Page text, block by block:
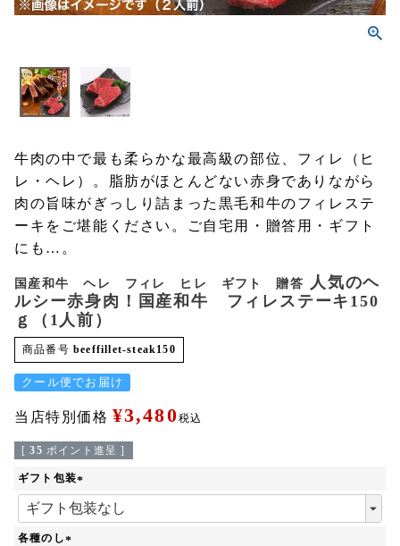
牛肉の中で最も柔らかな最高級の部位、フィレ（ヒ
レ・ヘレ）。脂肪がほとんどない赤身でありながら
肉の旨味がぎっしり詰まった黒毛和牛のフィレステ
ーキをご堪能ください。ご自宅用・贈答用・ギフト
にも…。
国産和牛 ヘレ フィレ ヒレ ギフト 贈答
人気のヘ
ルシー赤身肉！国産和牛 フィレステーキ150
ｇ（1人前）
商品番号 beeffillet-steak150
クール便でお届け
当店特別価格 ¥3,480税込
[ 35 ポイント進呈 ]
ギフト包装
必
各種のし